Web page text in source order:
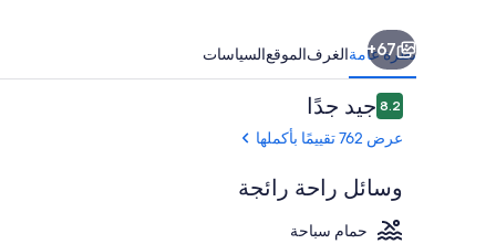
67+
نظرة عامةالغرفالموقعالسياسات
التقييمات
8.28.2 من 10جيد جدًا
عرض 762 تقييمًا بأكملها
وسائل راحة رائجة
حمام سباحة